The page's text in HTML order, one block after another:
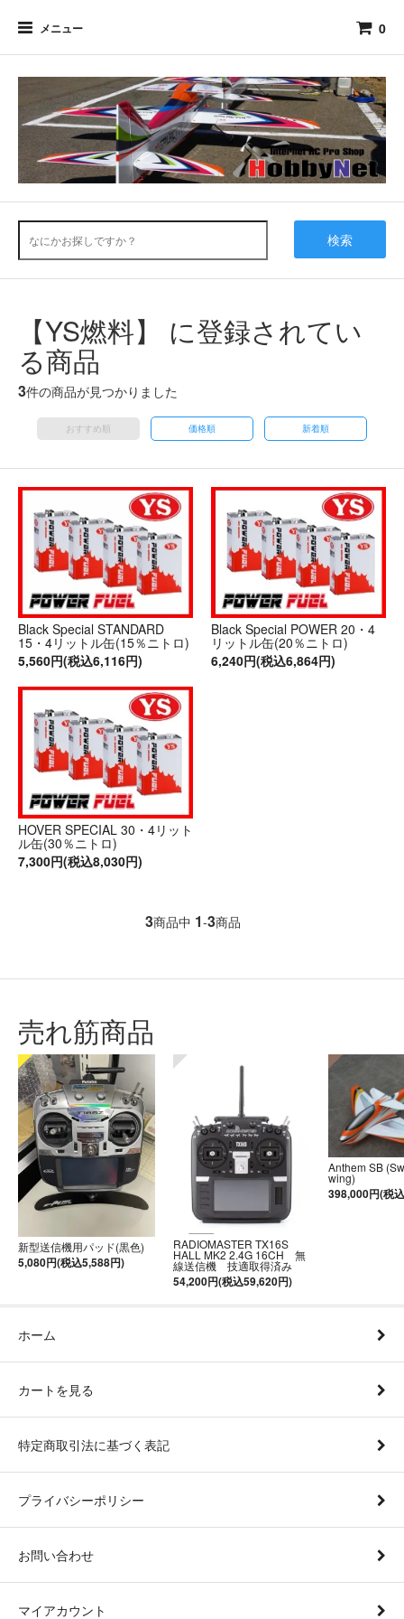
メニュー 0
検索
【YS燃料】 に登録されてい
る商品
3件の商品が見つかりました
おすすめ順 価格順 新着順
Black Special STANDARD
15・4リットル缶(15％ニトロ)
5,560円(税込6,116円)
Black Special POWER 20・4
リットル缶(20％ニトロ)
6,240円(税込6,864円)
HOVER SPECIAL 30・4リット
ル缶(30％ニトロ)
7,300円(税込8,030円)
3商品中 1-3商品
売れ筋商品
新型送信機用パッド(黒色)
5,080円(税込5,588円)
RADIOMASTER TX16S
HALL MK2 2.4G 16CH 無
線送信機 技適取得済み
54,200円(税込59,620円)
Anthem SB
wing)
398,000円(税
ホーム
カートを見る
特定商取引法に基づく表記
プライバシーポリシー
お問い合わせ
マイアカウント